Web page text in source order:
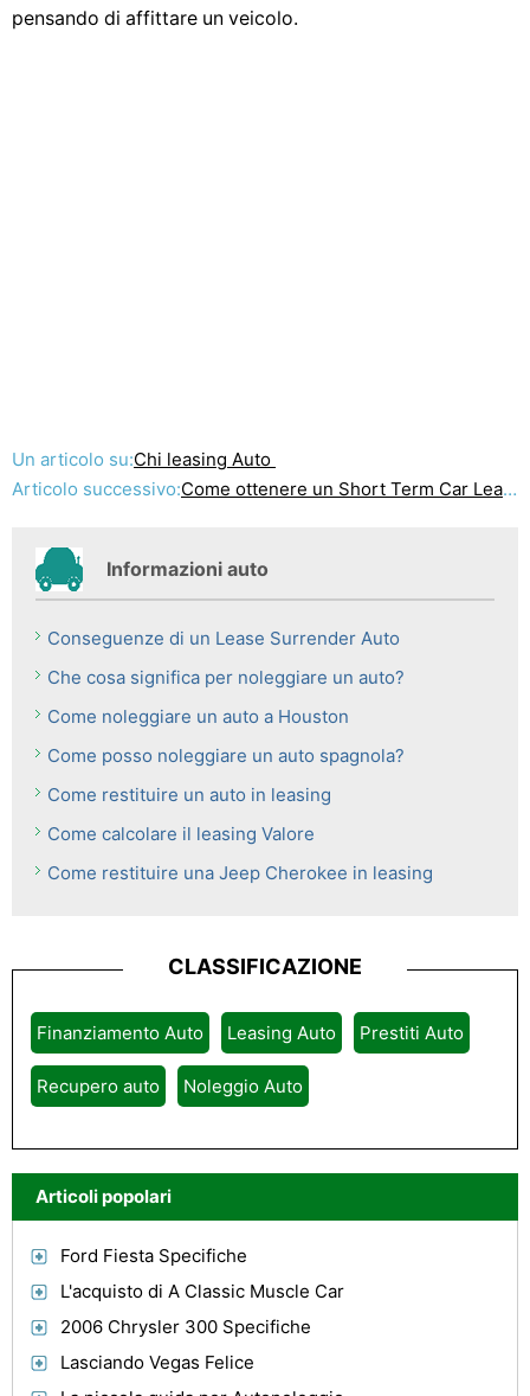
pensando di affittare un veicolo.
Un articolo su:Chi leasing Auto
Articolo successivo:Come ottenere un Short Term Car Lease
Informazioni auto
Conseguenze di un Lease Surrender Auto
Che cosa significa per noleggiare un auto?
Come noleggiare un auto a Houston
Come posso noleggiare un auto spagnola?
Come restituire un auto in leasing
Come calcolare il leasing Valore
Come restituire una Jeep Cherokee in leasing
CLASSIFICAZIONE
Finanziamento Auto Leasing Auto Prestiti Auto
Recupero auto Noleggio Auto
Articoli popolari
Ford Fiesta Specifiche
L'acquisto di A Classic Muscle Car
2006 Chrysler 300 Specifiche
Lasciando Vegas Felice